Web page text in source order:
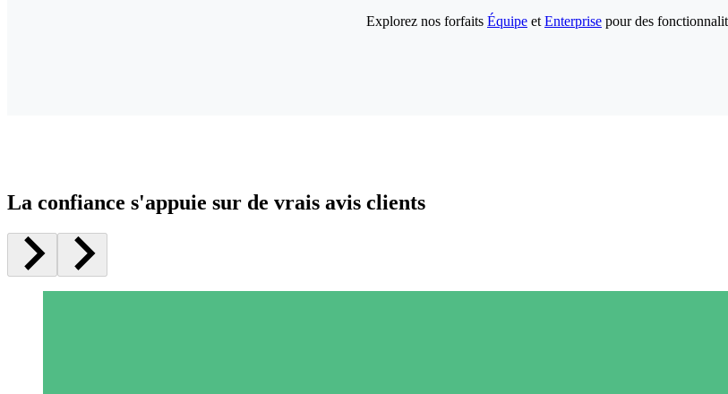
Explorez nos forfaits Équipe et Enterprise pour des
La confiance s'appuie sur de vrais avis clients